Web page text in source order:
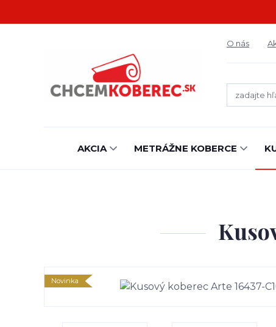
O nás
AKCIA METRÁŽNE KOBERCE
Novinka